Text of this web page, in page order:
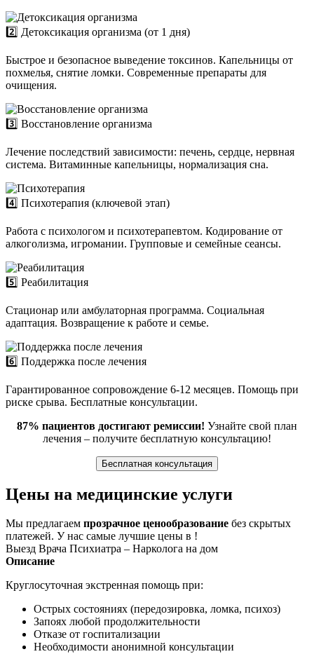
2️⃣ Детоксикация организма (от 1 дня)
Быстрое и безопасное выведение токсинов. Капельницы от
похмелья, снятие ломки. Современные препараты для
очищения.
3️⃣ Восстановление организма
Лечение последствий зависимости: печень, сердце, нервная
система. Витаминные капельницы, нормализация сна.
4️⃣ Психотерапия (ключевой этап)
Работа с психологом и психотерапевтом. Кодирование от
алкоголизма, игромании. Групповые и семейные сеансы.
5️⃣ Реабилитация
Стационар или амбулаторная программа. Социальная
адаптация. Возвращение к работе и семье.
6️⃣ Поддержка после лечения
Гарантированное сопровождение 6-12 месяцев. Помощь при
риске срыва. Бесплатные консультации.
87% пациентов достигают ремиссии! Узнайте свой план
лечения – получите бесплатную консультацию!
Бесплатная консультация
Цены на медицинские услуги
Мы предлагаем прозрачное ценообразование без скрытых
платежей. У нас самые лучшие цены в !
Выезд Врача Психиатра – Нарколога на дом
Описание
Круглосуточная экстренная помощь при:
Острых состояниях (передозировка, ломка, психоз)
Запоях любой продолжительности
Отказе от госпитализации
Необходимости анонимной консультации